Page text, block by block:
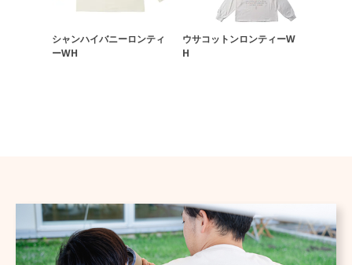
シャンハイバニーロンティ
ーWH
ウサコットンロンティーW
H